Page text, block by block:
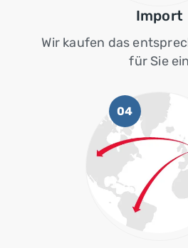
Import
Wir kaufen das
für Sie ein
04